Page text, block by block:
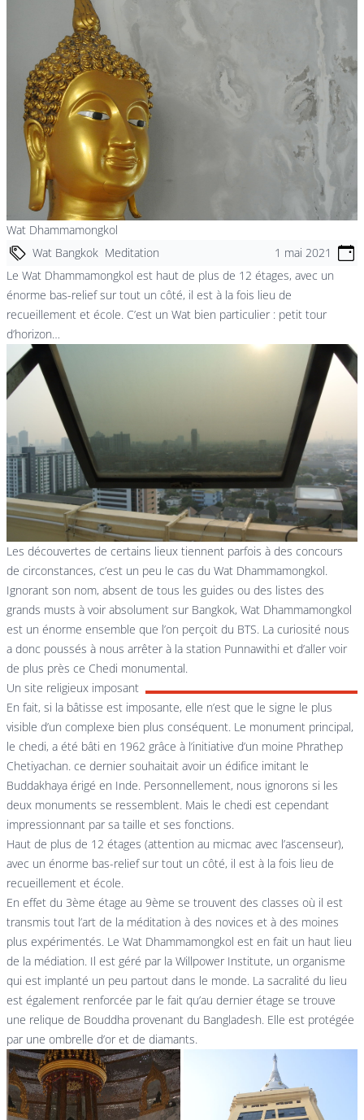
Wat Dhammamongkol
Wat Bangkok Meditation
1 mai 2021
Le Wat Dhammamongkol est haut de plus de 12 étages, avec un
énorme bas-relief sur tout un côté, il est à la fois lieu de
recueillement et école. C’est un Wat bien particulier : petit tour
d’horizon…
Les découvertes de certains lieux tiennent parfois à des concours
de circonstances, c’est un peu le cas du Wat Dhammamongkol.
Ignorant son nom, absent de tous les guides ou des listes des
grands musts à voir absolument sur Bangkok, Wat Dhammamongkol
est un énorme ensemble que l’on perçoit du BTS. La curiosité nous
a donc poussés à nous arrêter à la station Punnawithi et d’aller voir
de plus près ce Chedi monumental.
Un site religieux imposant
En fait, si la bâtisse est imposante, elle n’est que le signe le plus
visible d’un complexe bien plus conséquent. Le monument principal,
le chedi, a été bâti en 1962 grâce à l’initiative d’un moine Phrathep
Chetiyachan. ce dernier souhaitait avoir un édifice imitant le
Buddakhaya érigé en Inde. Personnellement, nous ignorons si les
deux monuments se ressemblent. Mais le chedi est cependant
impressionnant par sa taille et ses fonctions.
Haut de plus de 12 étages (attention au micmac avec l’ascenseur),
avec un énorme bas-relief sur tout un côté, il est à la fois lieu de
recueillement et école.
En effet du 3ème étage au 9ème se trouvent des classes où il est
transmis tout l’art de la méditation à des novices et à des moines
plus expérimentés. Le Wat Dhammamongkol est en fait un haut lieu
de la médiation. Il est géré par la Willpower Institute, un organisme
qui est implanté un peu partout dans le monde. La sacralité du lieu
est également renforcée par le fait qu’au dernier étage se trouve
une relique de Bouddha provenant du Bangladesh. Elle est protégée
par une ombrelle d’or et de diamants.